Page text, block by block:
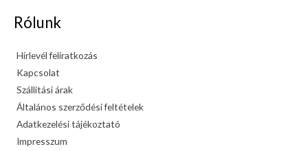
Rólunk
Hírlevél feliratkozás
Kapcsolat
Szállítási árak
Általános szerződési feltételek
Adatkezelési tájékoztató
Impresszum